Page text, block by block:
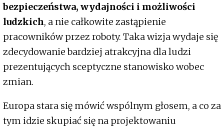
bezpieczeństwa, wydajności i możliwości
ludzkich, a nie całkowite zastąpienie
pracowników przez roboty. Taka wizja wydaje się
zdecydowanie bardziej atrakcyjna dla ludzi
prezentujących sceptyczne stanowisko wobec
zmian.
Europa stara się mówić wspólnym głosem, a co za
tym idzie skupiać się na projektowaniu